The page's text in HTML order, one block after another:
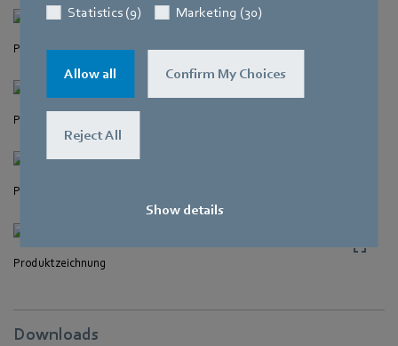
Statistics (9)
Marketing (30)
Allow all Confirm My Choices
Reject All
Show details
Produktzeichnung
Produktzeichnung
Produktzeichnung
Produktzeichnung
Downloads